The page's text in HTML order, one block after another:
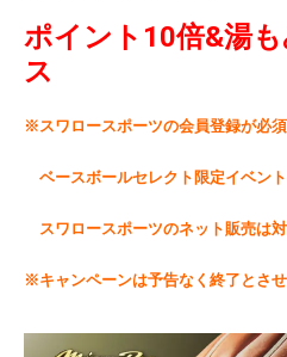
ポイント10倍&湯
ス
※スワロースポーツの会員登録が必須
ベースボールセレクト限定イベント
スワロースポーツのネット販売は対
※キャンペーンは予告なく終了とさせ